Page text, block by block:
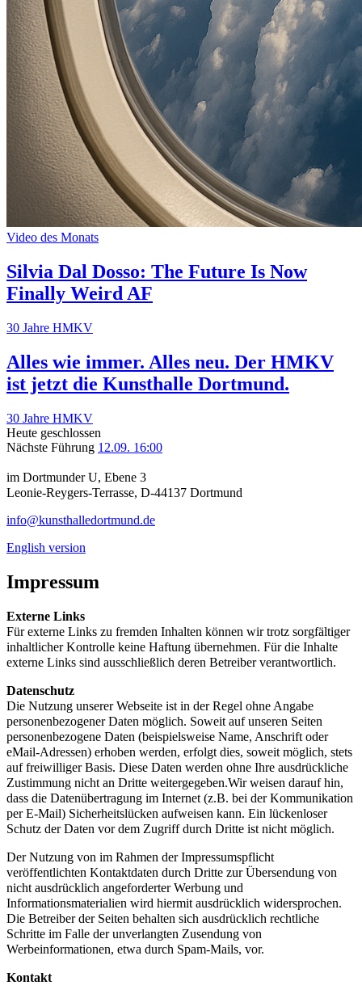
Video des Monats
Silvia Dal Dosso: The Future Is Now
Finally Weird AF
30 Jahre HMKV
Alles wie immer. Alles neu. Der HMKV
ist jetzt die Kunsthalle Dortmund.
30 Jahre HMKV
Heute geschlossen
Nächste Führung 12.09. 16:00
im Dortmunder U, Ebene 3
Leonie-Reygers-Terrasse, D-44137 Dortmund
info@kunsthalledortmund.de
English version
Impressum
Externe Links
Für externe Links zu fremden Inhalten können wir trotz sorgfältiger
inhaltlicher Kontrolle keine Haftung übernehmen. Für die Inhalte
externe Links sind ausschließlich deren Betreiber verantwortlich.
Datenschutz
Die Nutzung unserer Webseite ist in der Regel ohne Angabe
personenbezogener Daten möglich. Soweit auf unseren Seiten
personenbezogene Daten (beispielsweise Name, Anschrift oder
eMail-Adressen) erhoben werden, erfolgt dies, soweit möglich, stets
auf freiwilliger Basis. Diese Daten werden ohne Ihre ausdrückliche
Zustimmung nicht an Dritte weitergegeben.Wir weisen darauf hin,
dass die Datenübertragung im Internet (z.B. bei der Kommunikation
per E-Mail) Sicherheitslücken aufweisen kann. Ein lückenloser
Schutz der Daten vor dem Zugriff durch Dritte ist nicht möglich.
Der Nutzung von im Rahmen der Impressumspflicht
veröffentlichten Kontaktdaten durch Dritte zur Übersendung von
nicht ausdrücklich angeforderter Werbung und
Informationsmaterialien wird hiermit ausdrücklich widersprochen.
Die Betreiber der Seiten behalten sich ausdrücklich rechtliche
Schritte im Falle der unverlangten Zusendung von
Werbeinformationen, etwa durch Spam-Mails, vor.
Kontakt